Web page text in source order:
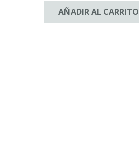
AÑADIR AL CARRITO